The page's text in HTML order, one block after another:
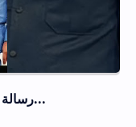
رسالة واضحة الى مخزن السوالم، عيقتو، قويتو...